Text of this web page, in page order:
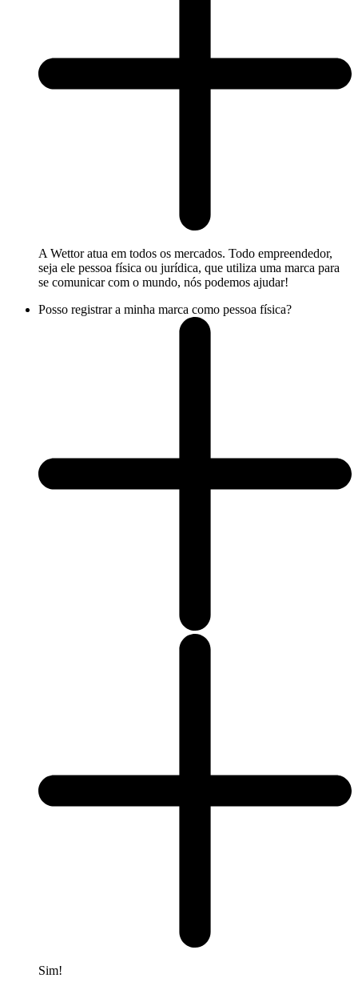
A Wettor atua em todos os mercados. Todo empreendedor,
seja ele pessoa física ou jurídica, que utiliza uma marca para
se comunicar com o mundo, nós podemos ajudar!
Posso registrar a minha marca como pessoa física?
Sim!